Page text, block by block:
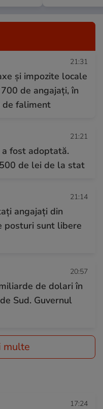
21:31
și impozite locale
de angajați, în
de faliment
21:21
fost adoptată.
de lei de la stat
21:14
angajați din
posturi sunt libere
20:57
de dolari în
Sud. Guvernul
multe
17:24